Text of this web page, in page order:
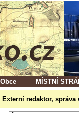
Obce MÍSTNÍ
redaktor, správa